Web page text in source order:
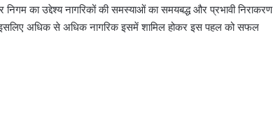
का उद्देश्य नागरिकों की समस्याओं का समयबद्ध और प्रभावी निराकरण
अधिक से अधिक नागरिक इसमें शामिल होकर इस पहल को सफल